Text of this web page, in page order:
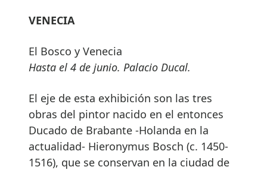
VENECIA
El Bosco y Venecia
Hasta el 4 de junio. Palacio Ducal.
El eje de esta exhibición son las tres
obras del pintor nacido en el entonces
Ducado de Brabante -Holanda en la
actualidad- Hieronymus Bosch (c. 1450-
1516), que se conservan en la ciudad de